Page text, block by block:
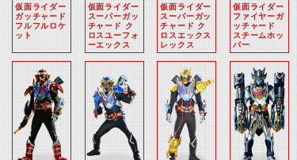
仮面ライダー
ガッチャード
フルフルロケ
ット
仮面ライダー
スーパーガッ
チャード ク
ロスユーフォ
ーエックス
仮面ライダー
スーパーガッ
チャード ク
ロスエックス
レックス
仮面ライダー
ファイヤーガ
ッチャード
スチームホッ
パー